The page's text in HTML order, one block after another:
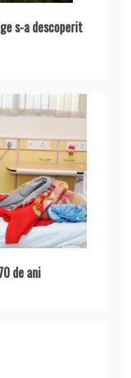
s-a descoperit
de ani